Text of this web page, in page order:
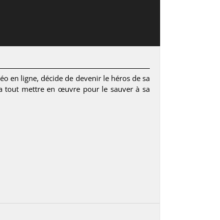
en ligne, décide de devenir le héros de sa
tout mettre en œuvre pour le sauver à sa